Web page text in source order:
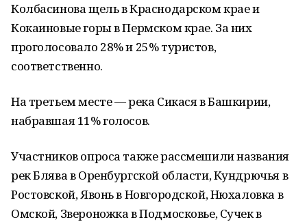
Колбасинова щель в Краснодарском крае и
Кокаиновые горы в Пермском крае. За них
проголосовало 28% и 25% туристов,
соответственно.
На третьем месте — река Сикася в Башкирии,
набравшая 11% голосов.
Участников опроса также рассмешили названия
рек Блява в Оренбургской области, Кундрючья в
Ростовской, Явонь в Новгородской, Нюхаловка в
Омской, Звероножка в Подмосковье, Сучек в